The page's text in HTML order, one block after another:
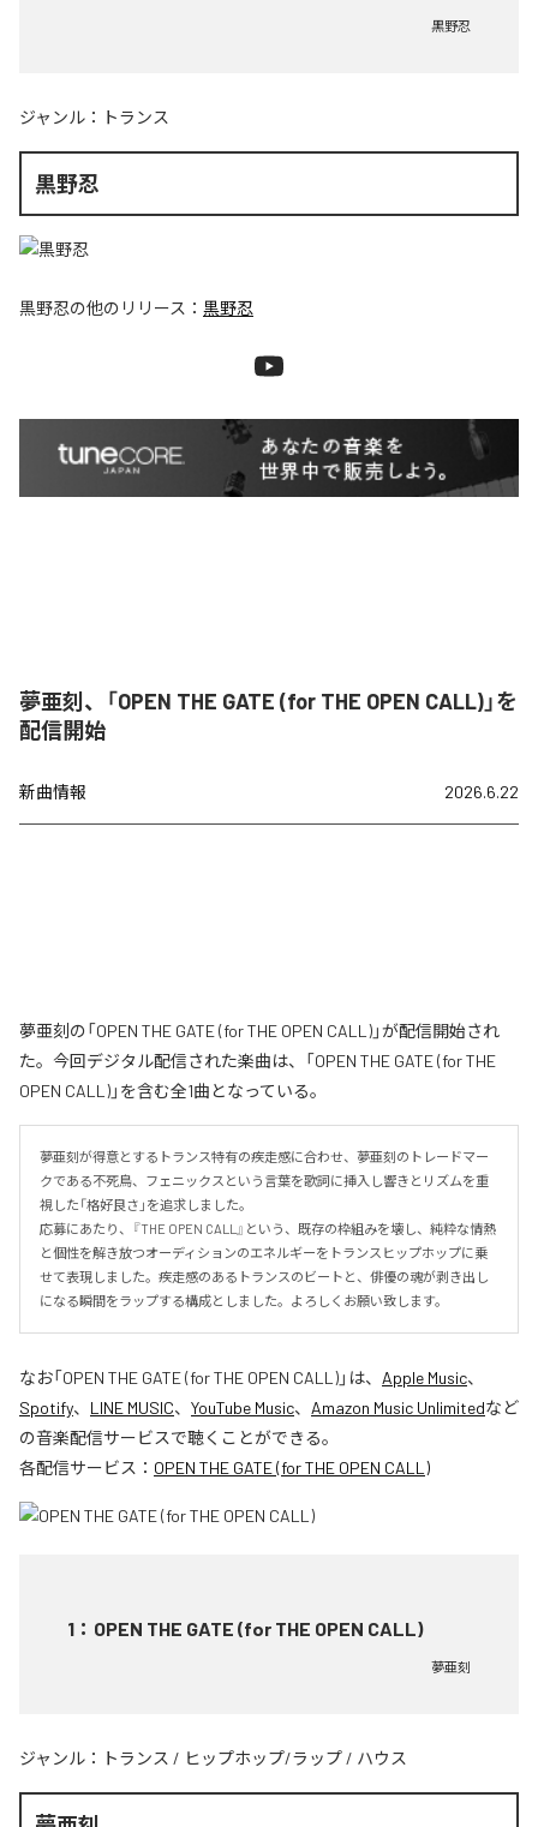
黒野忍
ジャンル： トランス
黒野忍
黒野忍の他のリリース： 黒野忍
夢亜刻、「OPEN THE GATE (for THE OPEN CALL)」を
配信開始
新曲情報 2026.6.22
夢亜刻の「OPEN THE GATE (for THE OPEN CALL)」が配信開始され
た。今回デジタル配信された楽曲は、「OPEN THE GATE (for THE
OPEN CALL)」を含む全1曲となっている。
夢亜刻が得意とするトランス特有の疾走感に合わせ、夢亜刻のトレードマー
クである不死鳥、フェニックスという言葉を歌詞に挿入し響きとリズムを重
視した「格好良さ」を追求しました。
応募にあたり、『THE OPEN CALL』という、既存の枠組みを壊し、純粋な情熱
と個性を解き放つオーディションのエネルギーをトランスヒップホップに乗
せて表現しました。疾走感のあるトランスのビートと、俳優の魂が剥き出し
になる瞬間をラップする構成としました。よろしくお願い致します。
なお「OPEN THE GATE (for THE OPEN CALL)」は、 Apple Music、
Spotify、 LINE MUSIC、 YouTube Music、 Amazon Music Unlimitedなど
の音楽配信サービスで聴くことができる。
各配信サービス： OPEN THE GATE (for THE OPEN CALL)
1 ： OPEN THE GATE (for THE OPEN CALL)
夢亜刻
ジャンル： トランス / ヒップホップ/ラップ / ハウス